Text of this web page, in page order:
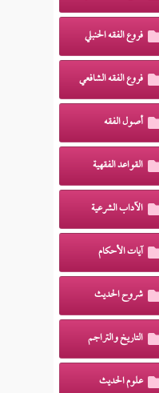
فروع الفقه الحنبلي
فروع الفقه الشافعي
أصول الفقه
القواعد الفقهية
الآداب الشرعية
آيات الأحكام
شروح الحديث
التاريخ والتراجم
علوم الحديث